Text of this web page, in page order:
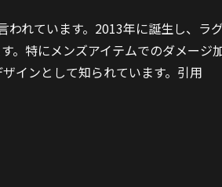
われています。2013年に誕生し、ラ
。特にメンズアイテムでのダメージ
インとして知られています。引用